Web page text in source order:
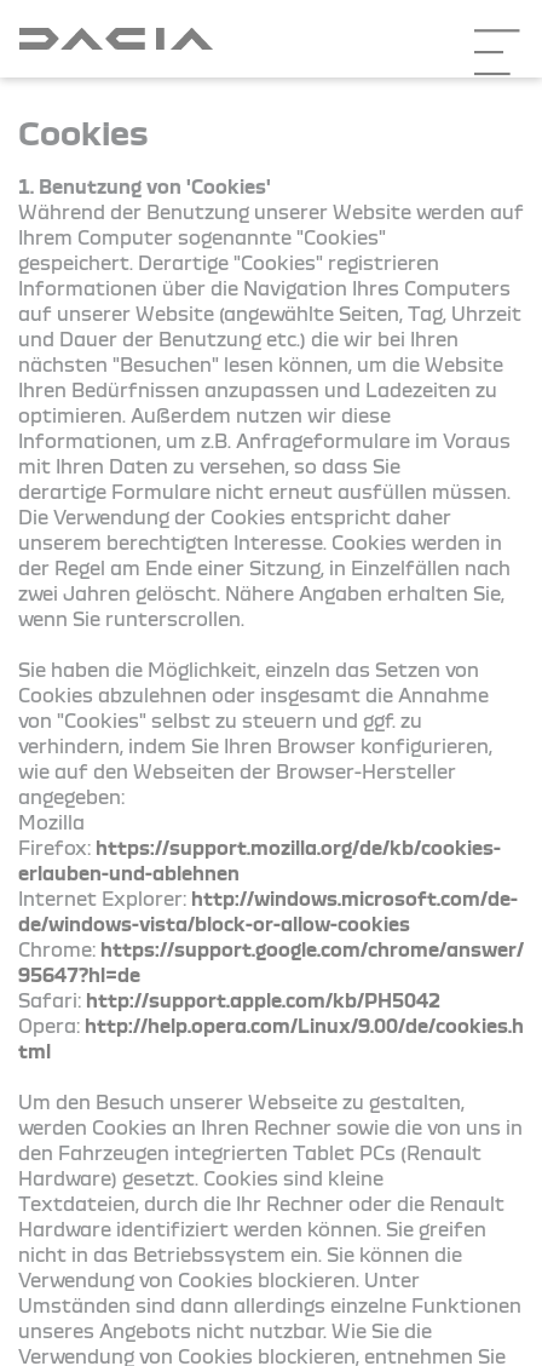
Cookies
1. Benutzung von 'Cookies'
Während der Benutzung unserer Website werden auf
Ihrem Computer sogenannte "Cookies"
gespeichert. Derartige "Cookies" registrieren
Informationen über die Navigation Ihres Computers
auf unserer Website (angewählte Seiten, Tag, Uhrzeit
und Dauer der Benutzung etc.) die wir bei Ihren
nächsten "Besuchen" lesen können, um die Website
Ihren Bedürfnissen anzupassen und Ladezeiten zu
optimieren. Außerdem nutzen wir diese
Informationen, um z.B. Anfrageformulare im Voraus
mit Ihren Daten zu versehen, so dass Sie
derartige Formulare nicht erneut ausfüllen müssen.
Die Verwendung der Cookies entspricht daher
unserem berechtigten Interesse. Cookies werden in
der Regel am Ende einer Sitzung, in Einzelfällen nach
zwei Jahren gelöscht. Nähere Angaben erhalten Sie,
wenn Sie runterscrollen.
Sie haben die Möglichkeit, einzeln das Setzen von
Cookies abzulehnen oder insgesamt die Annahme
von "Cookies" selbst zu steuern und ggf. zu
verhindern, indem Sie Ihren Browser konfigurieren,
wie auf den Webseiten der Browser-Hersteller
angegeben:
Mozilla
Firefox: https://support.mozilla.org/de/kb/cookies-
erlauben-und-ablehnen
Internet Explorer: http://windows.microsoft.com/de-
de/windows-vista/block-or-allow-cookies
Chrome: https://support.google.com/chrome/answer/
95647?hl=de
Safari: http://support.apple.com/kb/PH5042
Opera: http://help.opera.com/Linux/9.00/de/cookies.h
tml
Um den Besuch unserer Webseite zu gestalten,
werden Cookies an Ihren Rechner sowie die von uns in
den Fahrzeugen integrierten Tablet PCs (Renault
Hardware) gesetzt. Cookies sind kleine
Textdateien, durch die Ihr Rechner oder die Renault
Hardware identifiziert werden können. Sie greifen
nicht in das Betriebssystem ein. Sie können die
Verwendung von Cookies blockieren. Unter
Umständen sind dann allerdings einzelne Funktionen
unseres Angebots nicht nutzbar. Wie Sie die
Verwendung von Cookies blockieren, entnehmen Sie